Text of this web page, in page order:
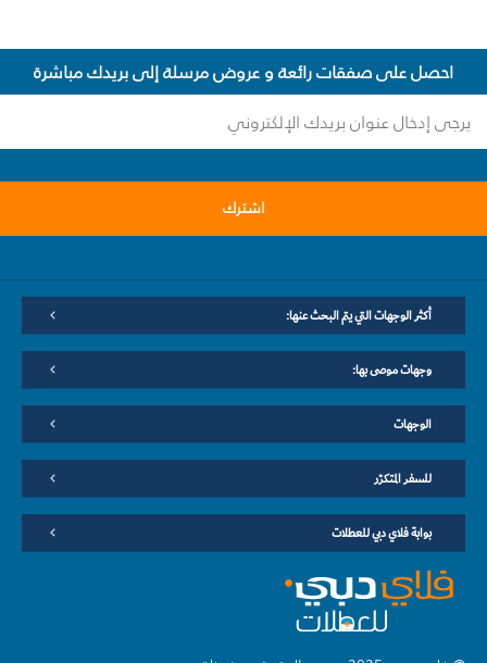
احصل على صفقات رائعة و عروض مرسلة إلى بريدك مباشرة
اشترك
أكثر الوجهات التي يتم البحث عنها:
وجهات موصى بها:
الوجهات
للسفر المتكرّر
بوابة فلاي دبي للعطلات